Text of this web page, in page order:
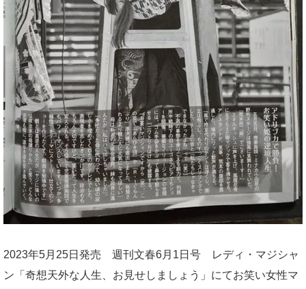
2023年5月25日発売 週刊文春6月1日号 レディ・マジシャ
ン「奇想天外な人生、お見せしましょう」にてお笑い女性マ